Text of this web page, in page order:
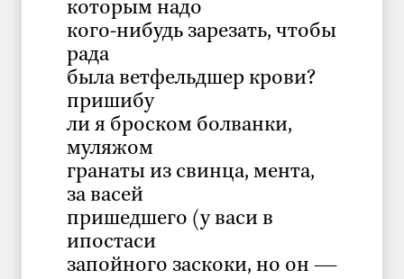
которым надо
кого-нибудь зарезать, чтобы
рада
была ветфельдшер крови?
пришибу
ли я броском болванки,
муляжом
гранаты из свинца, мента,
за васей
пришедшего (у васи в
ипостаси
запойного заскоки, но он —